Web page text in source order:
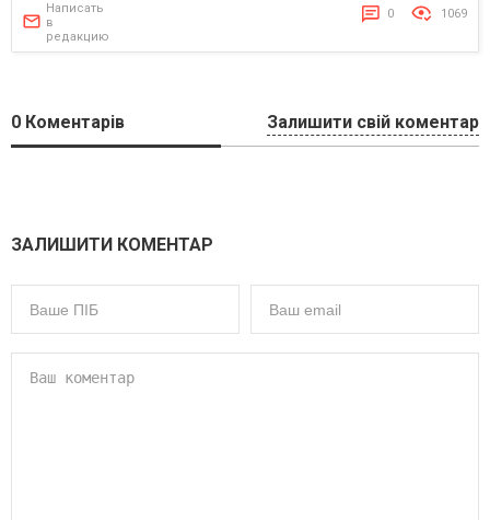
Написать
в
редакцию
0 1069
0 Коментарів Залишити свій коментар
ЗАЛИШИТИ КОМЕНТАР